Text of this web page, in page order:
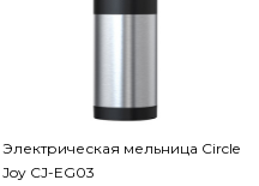
Электрическая мельница Circle
Joy CJ-EG03